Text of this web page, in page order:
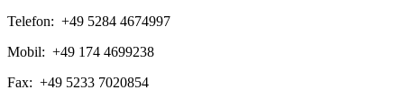
Telefon: +49 5284 4674997
Mobil: +49 174 4699238
Fax: +49 5233 7020854